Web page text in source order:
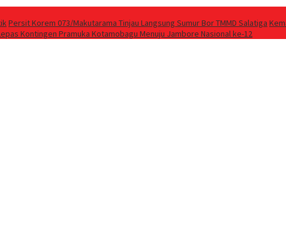
Persit Korem 073/Makutarama Tinjau Langsung Sumur Bor TMMD Salatiga
Kontingen Pramuka Kotamobagu Menuju Jambore Nasional ke-12